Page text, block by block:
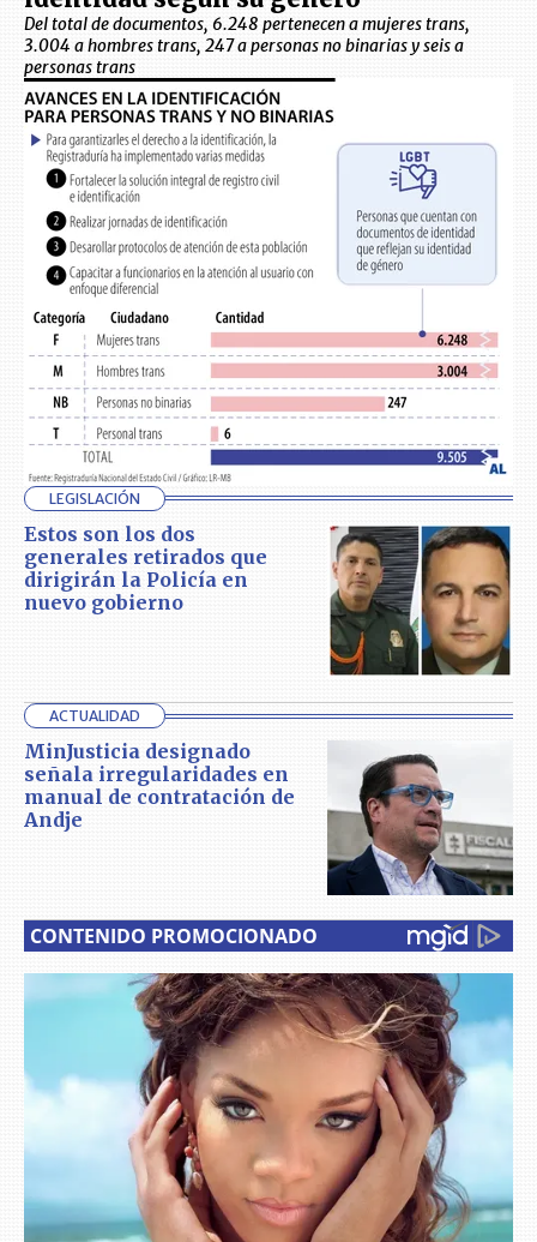
Del total de documentos, 6.248 pertenecen a mujeres trans,
3.004 a hombres trans, 247 a personas no binarias y seis a
personas trans
LEGISLACIÓN
Estos son los dos
generales retirados que
dirigirán la Policía en
nuevo gobierno
ACTUALIDAD
MinJusticia designado
señala irregularidades en
manual de contratación de
Andje